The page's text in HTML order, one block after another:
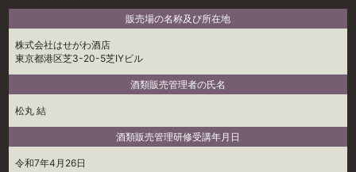
販売場の名称及び所在地
株式会社はせがわ酒店
東京都港区芝3-20-5芝IYビル
酒類販売管理者の氏名
松丸 結
酒類販売管理研修受講年月日
令和7年4月26日